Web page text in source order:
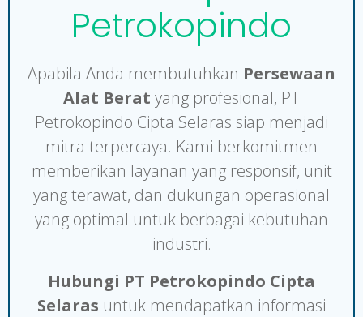
Petrokopindo
Apabila Anda membutuhkan Persewaan
Alat Berat yang profesional, PT
Petrokopindo Cipta Selaras siap menjadi
mitra terpercaya. Kami berkomitmen
memberikan layanan yang responsif, unit
yang terawat, dan dukungan operasional
yang optimal untuk berbagai kebutuhan
industri.
Hubungi PT Petrokopindo Cipta
Selaras untuk mendapatkan informasi